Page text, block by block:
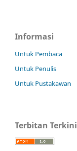
Informasi
Untuk Pembaca
Untuk Penulis
Untuk Pustakawan
Terbitan Terkini